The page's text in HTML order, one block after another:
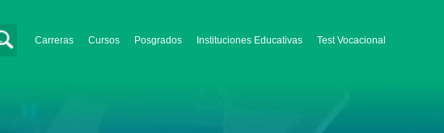
Carreras Cursos Posgrados Instituciones Educativas Test Vocacional